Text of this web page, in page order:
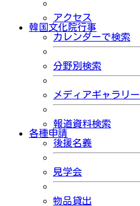
アクセス
韓国文化院行事
カレンダーで検索
分野別検索
メディアギャラリー
報道資料検索
各種申請
後援名義
見学会
物品貸出